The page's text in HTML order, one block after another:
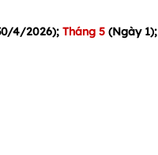
4/2026); Tháng 5 (Ngày 1);